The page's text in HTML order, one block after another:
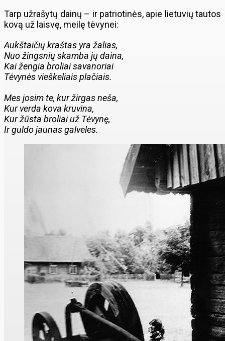
Tarp užrašytų dainų – ir patriotinės, apie lietuvių tautos
kovą už laisvę, meilę tėvynei:
Aukštaičių kraštas yra žalias,
Nuo žingsnių skamba jų daina,
Kai žengia broliai savanoriai
Tėvynės vieškeliais plačiais.
Mes josim te, kur žirgas neša,
Kur verda kova kruvina,
Kur žūsta broliai už Tėvynę,
Ir guldo jaunas galveles.